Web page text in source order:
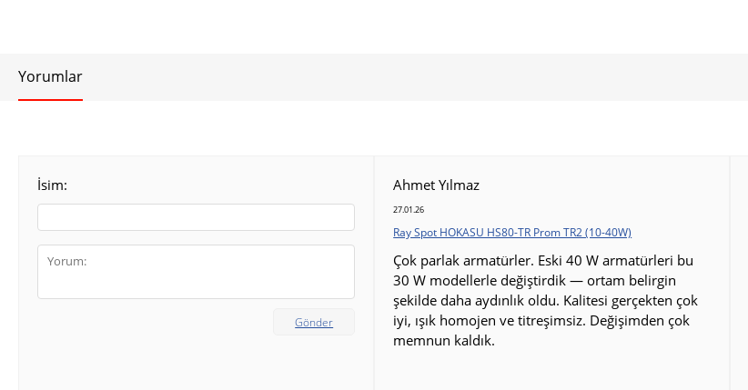
Yorumlar
İsim:
Gönder
Ahmet Yılmaz
27.01.26
Ray Spot HOKASU HS80-TR Prom TR2 (10-40W)
Çok parlak armatürler. Eski 40 W armatürleri bu
30 W modellerle değiştirdik — ortam belirgin
şekilde daha aydınlık oldu. Kalitesi gerçekten çok
iyi, ışık homojen ve titreşimsiz. Değişimden çok
memnun kaldık.